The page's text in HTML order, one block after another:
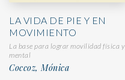
LA VIDA DE PIE Y EN
MOVIMIENTO
La base para lograr movilidad física y
mental
Coccoz, Mónica